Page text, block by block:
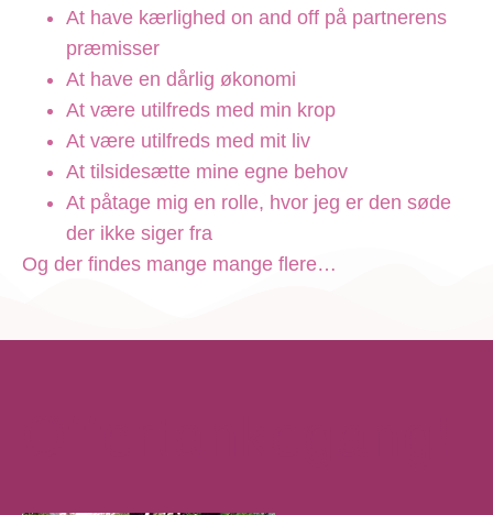
At have kærlighed on and off på partnerens
præmisser
At have en dårlig økonomi
At være utilfreds med min krop
At være utilfreds med mit liv
At tilsidesætte mine egne behov
At påtage mig en rolle, hvor jeg er den søde
der ikke siger fra
Og der findes mange mange flere…